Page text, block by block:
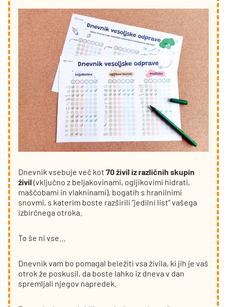
Dnevnik vsebuje več kot 70 živil iz različnih skupin
živil (vključno z beljakovinami, ogljikovimi hidrati,
maščobami in vlakninami), bogatih s hranilnimi
snovmi, s katerim boste razširili “jedilni list” vašega
izbirčnega otroka.
To še ni vse…
Dnevnik vam bo pomagal beležiti vsa živila, ki jih je vaš
otrok že poskusil, da boste lahko iz dneva v dan
spremljali njegov napredek.